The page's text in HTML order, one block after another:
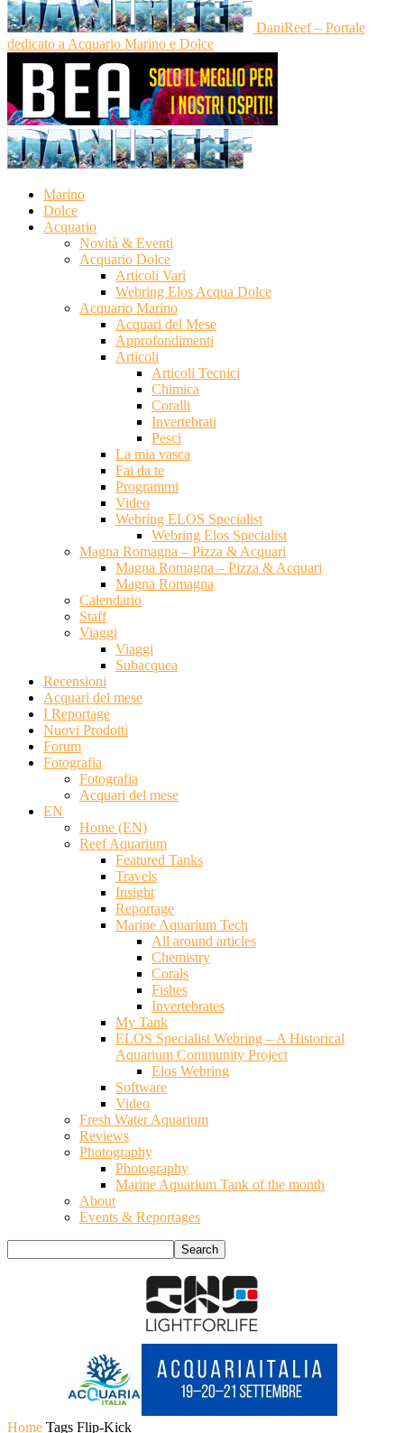
DaniReef – Portale
dedicato a Acquario Marino e Dolce
Marino
Dolce
Acquario
Novità & Eventi
Acquario Dolce
Articoli Vari
Webring Elos Acqua Dolce
Acquario Marino
Acquari del Mese
Approfondimenti
Articoli
Articoli Tecnici
Chimica
Coralli
Invertebrati
Pesci
La mia vasca
Fai da te
Programmi
Video
Webring ELOS Specialist
Webring Elos Specialist
Magna Romagna – Pizza & Acquari
Magna Romagna – Pizza & Acquari
Magna Romagna
Calendario
Staff
Viaggi
Viaggi
Subacquea
Recensioni
Acquari del mese
I Reportage
Nuovi Prodotti
Forum
Fotografia
Fotografia
Acquari del mese
EN
Home (EN)
Reef Aquarium
Featured Tanks
Travels
Insight
Reportage
Marine Aquarium Tech
All around articles
Chemistry
Corals
Fishes
Invertebrates
My Tank
ELOS Specialist Webring – A Historical
Aquarium Community Project
Elos Webring
Software
Video
Fresh Water Aquarium
Reviews
Photography
Photography
Marine Aquarium Tank of the month
About
Events & Reportages
Home Tags Flip-Kick